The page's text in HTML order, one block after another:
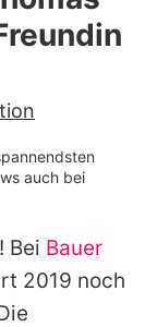
auch bei
Bei Bauer
2019 noch